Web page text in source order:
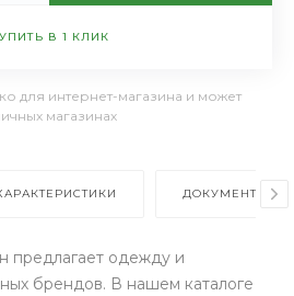
В 1 КЛИК
для интернет-магазина и может
магазинах
ДОКУМЕНТЫ
предлагает одежду и
брендов. В нашем каталоге